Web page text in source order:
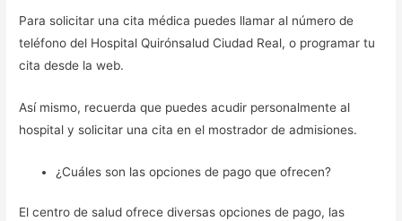
Para solicitar una cita médica puedes llamar al número de
teléfono del Hospital Quirónsalud Ciudad Real, o programar tu
cita desde la web.
Así mismo, recuerda que puedes acudir personalmente al
hospital y solicitar una cita en el mostrador de admisiones.
¿Cuáles son las opciones de pago que ofrecen?
El centro de salud ofrece diversas opciones de pago, las